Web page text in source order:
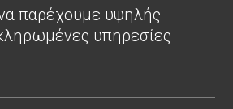
παρέχουμε υψηλής
υπηρεσίες